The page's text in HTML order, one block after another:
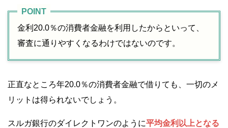
金利20.0％の消費者金融を利用したからといって、
審査に通りやすくなるわけではないのです。
正直なところ年20.0％の消費者金融で借りても、一切のメ
リットは得られないでしょう。
スルガ銀行のダイレクトワンのように平均金利以上となる